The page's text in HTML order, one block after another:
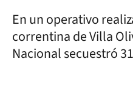
En un operativo
correntina de Villa
Nacional secuestró